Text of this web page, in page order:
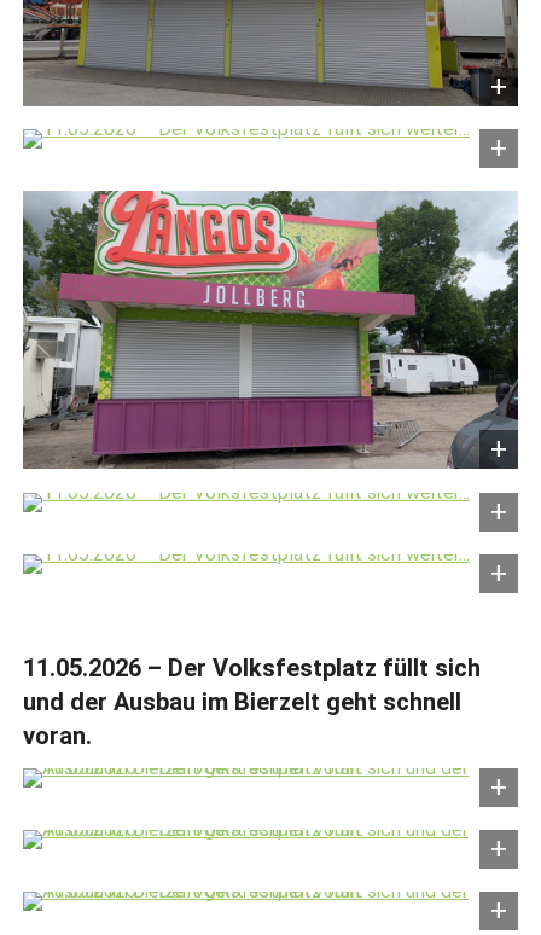
11.05.2026 – Der Volksfestplatz füllt sich
und der Ausbau im Bierzelt geht schnell
voran.